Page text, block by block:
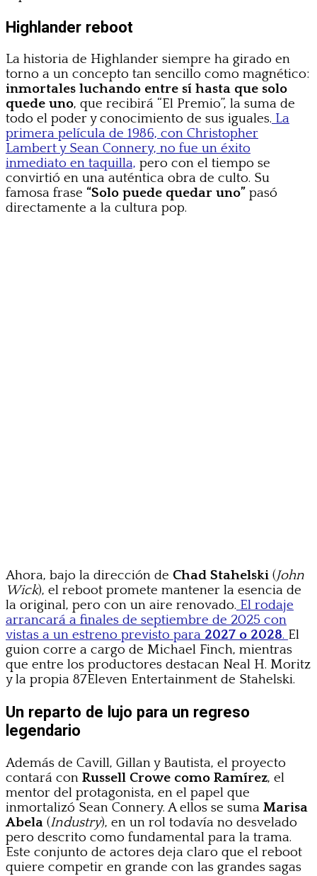
Highlander reboot
La historia de Highlander siempre ha girado en
torno a un concepto tan sencillo como magnético:
inmortales luchando entre sí hasta que solo
quede uno, que recibirá “El Premio”, la suma de
todo el poder y conocimiento de sus iguales. La
primera película de 1986, con Christopher
Lambert y Sean Connery, no fue un éxito
inmediato en taquilla, pero con el tiempo se
convirtió en una auténtica obra de culto. Su
famosa frase “Solo puede quedar uno” pasó
directamente a la cultura pop.
Ahora, bajo la dirección de Chad Stahelski (John
Wick), el reboot promete mantener la esencia de
la original, pero con un aire renovado. El rodaje
arrancará a finales de septiembre de 2025 con
vistas a un estreno previsto para 2027 o 2028. El
guion corre a cargo de Michael Finch, mientras
que entre los productores destacan Neal H. Moritz
y la propia 87Eleven Entertainment de Stahelski.
Un reparto de lujo para un regreso
legendario
Además de Cavill, Gillan y Bautista, el proyecto
contará con Russell Crowe como Ramírez, el
mentor del protagonista, en el papel que
inmortalizó Sean Connery. A ellos se suma Marisa
Abela (Industry), en un rol todavía no desvelado
pero descrito como fundamental para la trama.
Este conjunto de actores deja claro que el reboot
quiere competir en grande con las grandes sagas